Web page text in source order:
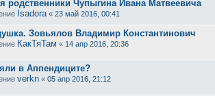
родственники Чупыгина Ивана Матвеевича
Isadora « 23 май 2016, 00:41
Зовьялов Владимир Константинович
КакТяТам « 14 апр 2016, 20:36
в Аппендиците?
verkn « 05 апр 2016, 21:12